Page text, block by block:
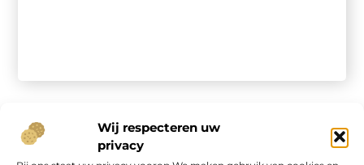
Wij respecteren uw
privacy